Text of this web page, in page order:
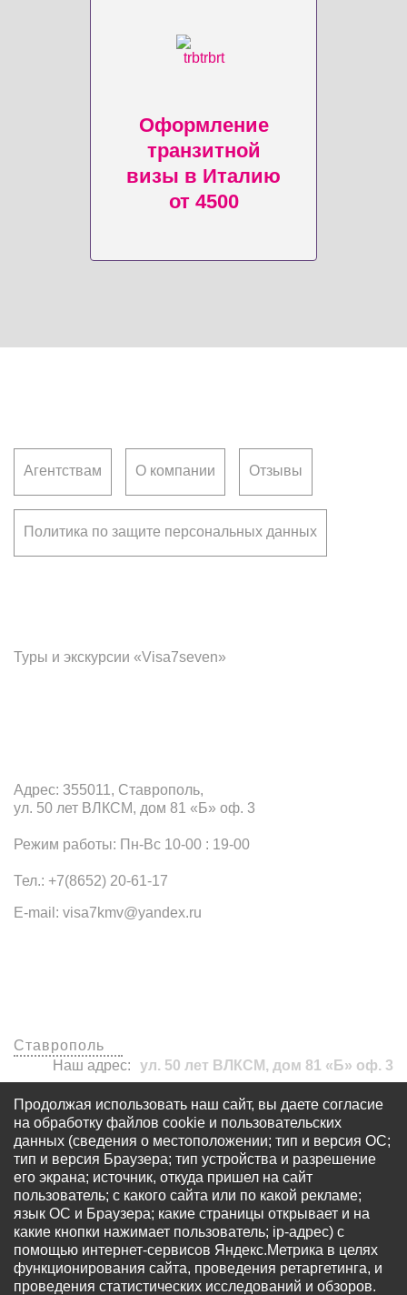
Оформление
транзитной
визы в Италию
от 4500
Адрес: 355011, Ставрополь,
ул. 50 лет ВЛКСМ, дом 81 «Б» оф. 3
Режим работы: Пн-Вс 10-00 : 19-00
Тел.: +7(8652) 20-61-17
E-mail: visa7kmv@yandex.ru
Агентствам О компании Отзывы
Политика по защите персональных данных
Туры и экскурсии «Visa7seven»
Ставрополь
Наш адрес:
ул. 50 лет ВЛКСМ, дом 81 «Б» оф. 3
visa7kmv@yandex.ru
+7 (8652) 20-61-17
© Все права защищены - OOO «Многопрофильный
визовый центр «Виза 7» Запрещается использование
любых материалов сайта без письменного разрешения
Продолжая использовать наш сайт, вы даете согласие
на обработку файлов cookie и пользовательских
данных (сведения о местоположении; тип и версия ОС;
тип и версия Браузера; тип устройства и разрешение
его экрана; источник, откуда пришел на сайт
пользователь; с какого сайта или по какой рекламе;
язык ОС и Браузера; какие страницы открывает и на
какие кнопки нажимает пользователь; ip-адрес) с
помощью интернет-сервисов Яндекс.Метрика в целях
функционирования сайта, проведения ретаргетинга, и
проведения статистических исследований и обзоров.